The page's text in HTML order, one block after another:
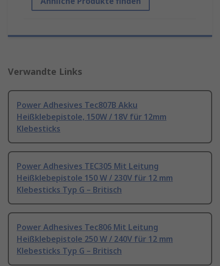
Verwandte Links
Power Adhesives Tec807B Akku
Heißklebepistole, 150W / 18V für 12mm
Klebesticks
Power Adhesives TEC305 Mit Leitung
Heißklebepistole 150 W / 230V für 12 mm
Klebesticks Typ G – Britisch
Power Adhesives Tec806 Mit Leitung
Heißklebepistole 250 W / 240V für 12 mm
Klebesticks Typ G – Britisch